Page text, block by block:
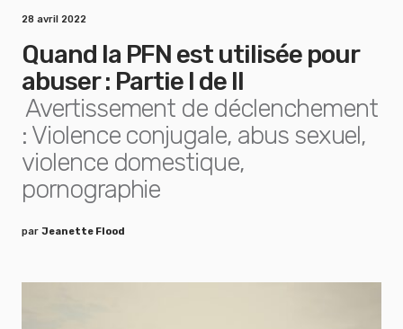
28 avril 2022
Quand la PFN est utilisée pour
abuser : Partie I de II
Avertissement de déclenchement
: Violence conjugale, abus sexuel,
violence domestique,
pornographie
par Jeanette Flood